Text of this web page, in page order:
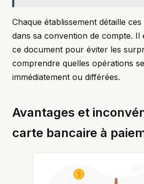
Chaque établissement détaille
dans sa convention de compte. Il
ce document pour éviter les
comprendre quelles opérations
immédiatement ou différées.
Avantages et
carte bancaire à